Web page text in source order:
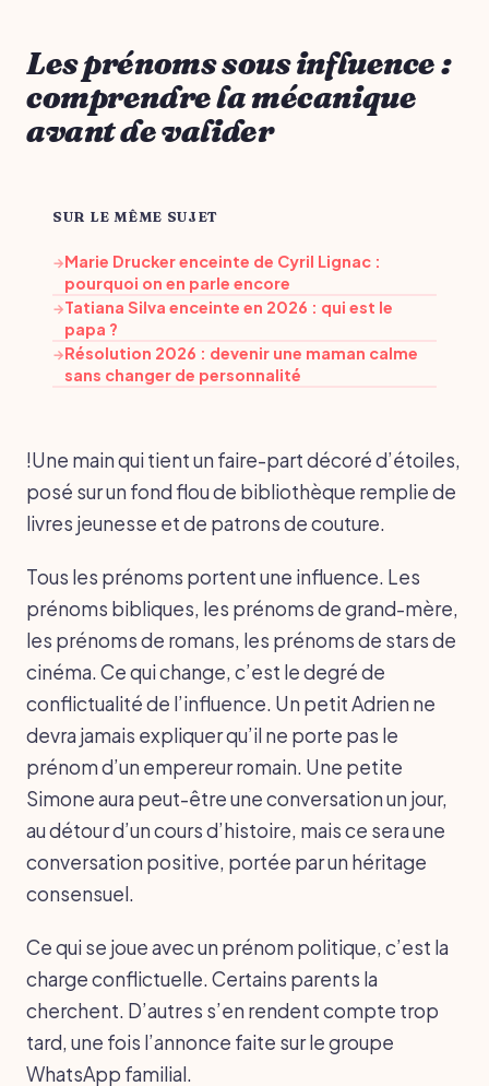
Les prénoms sous influence :
comprendre la mécanique
avant de valider
SUR LE MÊME SUJET
→Marie Drucker enceinte de Cyril Lignac :
pourquoi on en parle encore
→Tatiana Silva enceinte en 2026 : qui est le
papa ?
→Résolution 2026 : devenir une maman calme
sans changer de personnalité
!Une main qui tient un faire-part décoré d’étoiles,
posé sur un fond flou de bibliothèque remplie de
livres jeunesse et de patrons de couture.
Tous les prénoms portent une influence. Les
prénoms bibliques, les prénoms de grand-mère,
les prénoms de romans, les prénoms de stars de
cinéma. Ce qui change, c’est le degré de
conflictualité de l’influence. Un petit Adrien ne
devra jamais expliquer qu’il ne porte pas le
prénom d’un empereur romain. Une petite
Simone aura peut-être une conversation un jour,
au détour d’un cours d’histoire, mais ce sera une
conversation positive, portée par un héritage
consensuel.
Ce qui se joue avec un prénom politique, c’est la
charge conflictuelle. Certains parents la
cherchent. D’autres s’en rendent compte trop
tard, une fois l’annonce faite sur le groupe
WhatsApp familial.